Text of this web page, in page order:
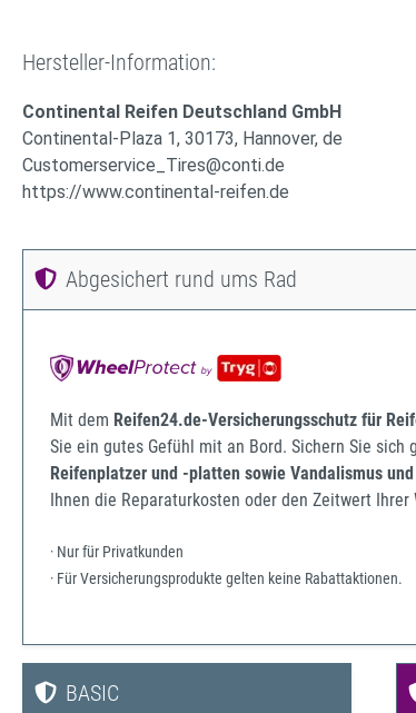
Hersteller-Information:
Continental Reifen Deutschland GmbH
Continental-Plaza 1, 30173, Hannover, de
Customerservice_Tires@conti.de
https://www.continental-reifen.de
Abgesichert rund ums Rad
Mit dem Reifen24.de-Versicherungsschutz für
Sie ein gutes Gefühl mit an Bord. Sichern Sie sich
Reifenplatzer und -platten sowie Vandalismus
Ihnen die Reparaturkosten oder den Zeitwert Ihrer
· Nur für Privatkunden
· Für Versicherungsprodukte gelten keine Rabattaktionen.
BASIC